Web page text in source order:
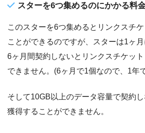
スターを6つ集めるのにかかる料
このスターを6つ集めるとリンクスチ
ことができるのですが、スターは1ヶ
6ヶ月間契約しないとリンクスチケッ
できません。(6ヶ月で1個なので、1年
そして10GB以上のデータ容量で契約
獲得することができません。